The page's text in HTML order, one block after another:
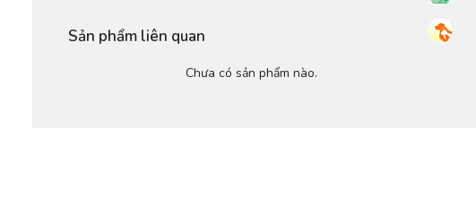
Sản phẩm liên quan
Chưa có sản phẩm nào.